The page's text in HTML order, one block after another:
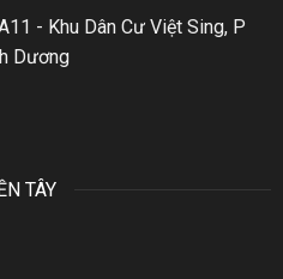
- Khu Dân Cư Việt Sing, P
Dương
TÂY